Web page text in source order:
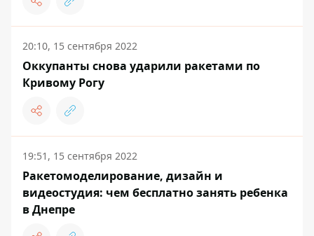
20:10, 15 сентября 2022
Оккупанты снова ударили ракетами по
Кривому Рогу
19:51, 15 сентября 2022
Ракетомоделирование, дизайн и
видеостудия: чем бесплатно занять ребенка
в Днепре